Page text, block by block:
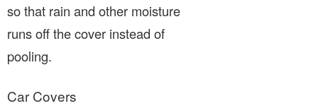
so that rain and other moisture
runs off the cover instead of
pooling.
Car Covers